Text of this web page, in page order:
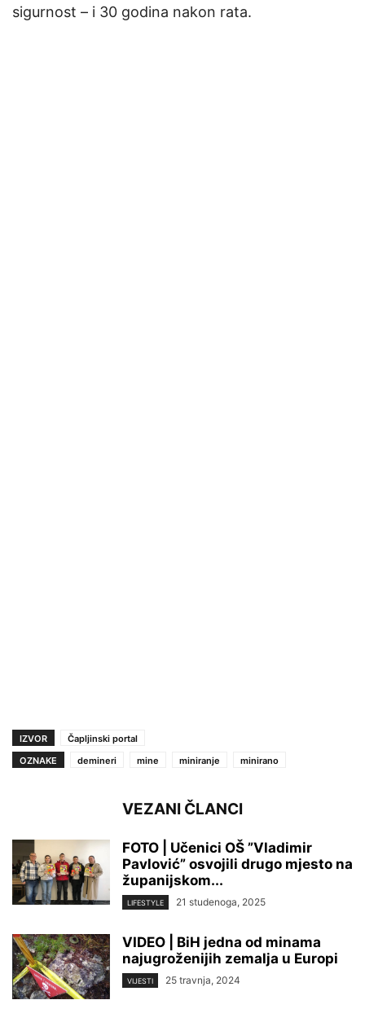
sigurnost – i 30 godina nakon rata.
IZVOR
Čapljinski portal
OZNAKE
demineri mine miniranje minirano
VEZANI ČLANCI
FOTO | Učenici OŠ ”Vladimir
Pavlović” osvojili drugo mjesto na
županijskom...
LIFESTYLE 21 studenoga, 2025
VIDEO | BiH jedna od minama
najugroženijih zemalja u Europi
VIJESTI 25 travnja, 2024